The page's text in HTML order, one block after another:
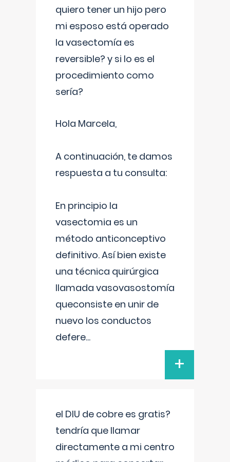
quiero tener un hijo pero
mi esposo está operado
la vasectomía es
reversible? y si lo es el
procedimiento como
sería?
Hola Marcela,
A continuación, te damos
respuesta a tu consulta:
En principio la
vasectomia es un
método anticonceptivo
definitivo. Así bien existe
una técnica quirúrgica
llamada vasovasostomía
queconsiste en unir de
nuevo los conductos
defere...
+
el DIU de cobre es gratis?
tendría que llamar
directamente a mi centro